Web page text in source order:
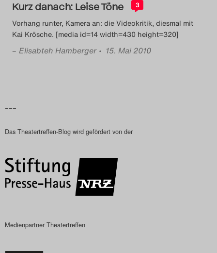
Das Theatertreffen-Blog
2024
Das Theatertreffen-Blog
Das Theatertreffen-Blog
Nutzungsbedingungen
Search
Kurz danach: Leise Töne 3
Vorhang runter, Kamera an: die Videokritik, diesmal mit
Kai Krösche. [media id=14 width=430 height=320]
– Elisabteh Hamberger • 15. Mai 2010
–––
Das Theatertreffen-Blog wird gefördert von der
Medienpartner Theatertreffen